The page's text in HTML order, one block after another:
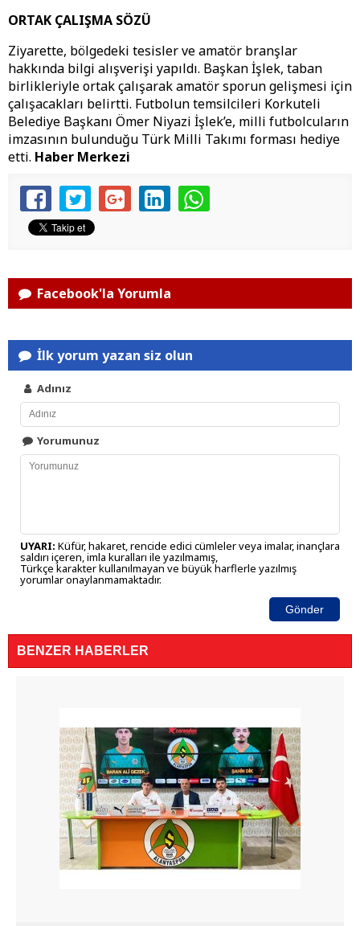
ORTAK ÇALIŞMA SÖZÜ
Ziyarette, bölgedeki tesisler ve amatör branşlar
hakkında bilgi alışverişi yapıldı. Başkan İşlek, taban
birlikleriyle ortak çalışarak amatör sporun gelişmesi için
çalışacakları belirtti. Futbolun temsilcileri Korkuteli
Belediye Başkanı Ömer Niyazi İşlek’e, milli futbolcuların
imzasının bulunduğu Türk Milli Takımı forması hediye
etti. Haber Merkezi
Facebook'la Yorumla
İlk yorum yazan siz olun
Adınız
Yorumunuz
UYARI: Küfür, hakaret, rencide edici cümleler veya imalar, inançlara
saldırı içeren, imla kuralları ile yazılmamış,
Türkçe karakter kullanılmayan ve büyük harflerle yazılmış
yorumlar onaylanmamaktadır.
Gönder
BENZER HABERLER